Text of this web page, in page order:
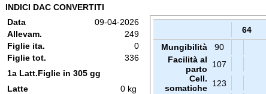
INDICI DAC CONVERTITI
Data
09-04-2026
Allevam.
249
Figlie ita.
0
Figlie tot.
336
1a Latt.Figlie in 305 gg
Latte
0 kg
64
Mungibilità
90
Facilità al
parto
107
Cell.
somatiche 123